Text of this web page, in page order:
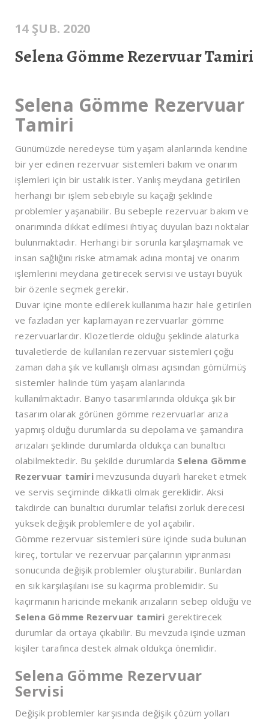
14 ŞUB. 2020
Selena Gömme Rezervuar Tamiri
Selena Gömme Rezervuar
Tamiri
Günümüzde neredeyse tüm yaşam alanlarında kendine
bir yer edinen rezervuar sistemleri bakım ve onarım
işlemleri için bir ustalık ister. Yanlış meydana getirilen
herhangi bir işlem sebebiyle su kaçağı şeklinde
problemler yaşanabilir. Bu sebeple rezervuar bakım ve
onarımında dikkat edilmesi ihtiyaç duyulan bazı noktalar
bulunmaktadır. Herhangi bir sorunla karşılaşmamak ve
insan sağlığını riske atmamak adına montaj ve onarım
işlemlerini meydana getirecek servisi ve ustayı büyük
bir özenle seçmek gerekir.
Duvar içine monte edilerek kullanıma hazır hale getirilen
ve fazladan yer kaplamayan rezervuarlar gömme
rezervuarlardır. Klozetlerde olduğu şeklinde alaturka
tuvaletlerde de kullanılan rezervuar sistemleri çoğu
zaman daha şık ve kullanışlı olması açısından gömülmüş
sistemler halinde tüm yaşam alanlarında
kullanılmaktadır. Banyo tasarımlarında oldukça şık bir
tasarım olarak görünen gömme rezervuarlar arıza
yapmış olduğu durumlarda su depolama ve şamandıra
arızaları şeklinde durumlarda oldukça can bunaltıcı
olabilmektedir. Bu şekilde durumlarda Selena Gömme
Rezervuar tamirimevzusunda duyarlı hareket etmek
ve servis seçiminde dikkatli olmak gereklidir. Aksi
takdirde can bunaltıcı durumlar telafisi zorluk derecesi
yüksek değişik problemlere de yol açabilir.
Gömme rezervuar sistemleri süre içinde suda bulunan
kireç, tortular ve rezervuar parçalarının yıpranması
sonucunda değişik problemler oluşturabilir. Bunlardan
en sık karşılaşılanı ise su kaçırma problemidir. Su
kaçırmanın haricinde mekanik arızaların sebep olduğu ve
Selena Gömme Rezervuar tamiri gerektirecek
durumlar da ortaya çıkabilir. Bu mevzuda işinde uzman
kişiler tarafınca destek almak oldukça önemlidir.
Selena Gömme Rezervuar
Servisi
Değişik problemler karşısında değişik çözüm yolları